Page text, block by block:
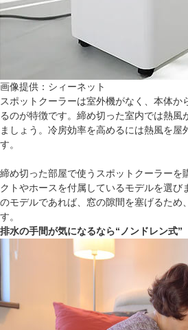
画像提供：シィーネット
スポットクーラーは室外機がなく、本体か
るのが特徴です。締め切った室内では熱風
ましょう。冷房効率を高めるには熱風を屋
す。
締め切った部屋で使うスポットクーラーを
クトやホースを付属しているモデルを選び
のモデルであれば、窓の隙間を塞げるため
す。
排水の手間が気になるなら“ノンドレン式”